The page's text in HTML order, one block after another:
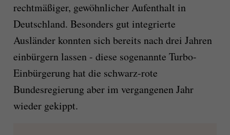
rechtmäßiger, gewöhnlicher Aufenthalt in
Deutschland. Besonders gut integrierte
Ausländer konnten sich bereits nach drei Jahren
einbürgern lassen - diese sogenannte Turbo-
Einbürgerung hat die schwarz-rote
Bundesregierung aber im vergangenen Jahr
wieder gekippt.